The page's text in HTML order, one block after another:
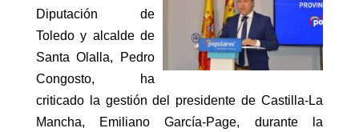
Diputación de
Toledo y alcalde de
Santa Olalla, Pedro
Congosto, ha
criticado la gestión del presidente de Castilla-La
Mancha, Emiliano García-Page, durante la